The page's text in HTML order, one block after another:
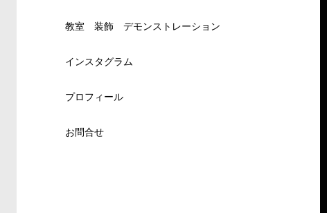
教室 装飾 デモンストレーション
インスタグラム
プロフィール
お問合せ